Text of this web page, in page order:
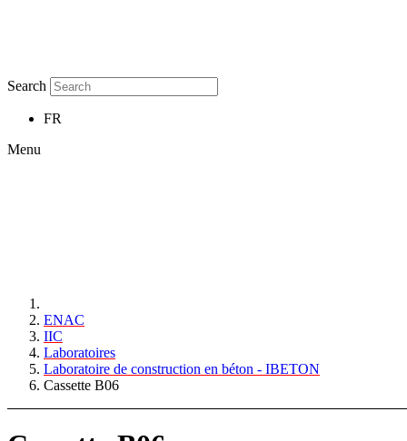
Search
FR
Menu
ENAC
IIC
Laboratoires
Laboratoire de construction en béton - IBETON
Cassette B06